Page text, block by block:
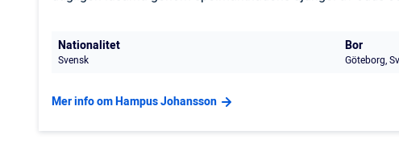
Nationalitet
Svensk
Bor
Göteborg,
Mer info om Hampus Johansson